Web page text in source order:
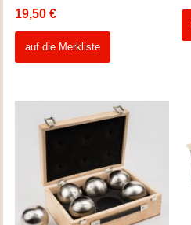
19,50€
auf die Merkliste